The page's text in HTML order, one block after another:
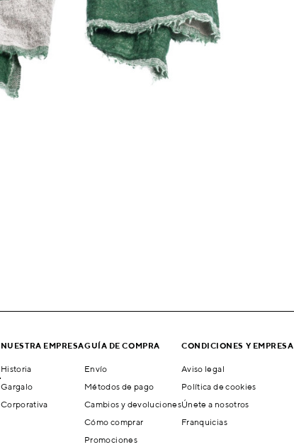
NUESTRA EMPRESA
Historia
Gargalo
Corporativa
GUÍA DE COMPRA
Envío
Métodos de pago
Cambios y devoluciones
Cómo comprar
Promociones
CONDICIONES Y EMPRESA
Aviso legal
Política de cookies
Únete a nosotros
Franquicias